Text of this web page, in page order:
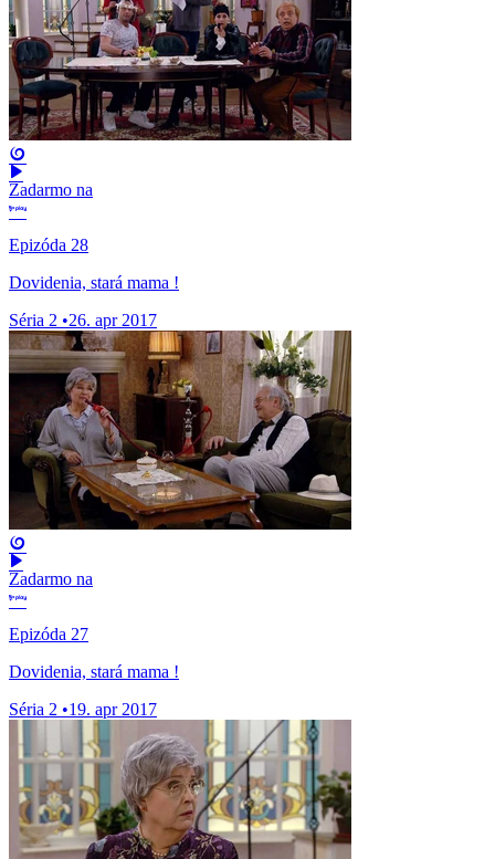
Zadarmo na
Epizóda 28
Dovidenia, stará mama !
Séria 2 •26. apr 2017
Zadarmo na
Epizóda 27
Dovidenia, stará mama !
Séria 2 •19. apr 2017